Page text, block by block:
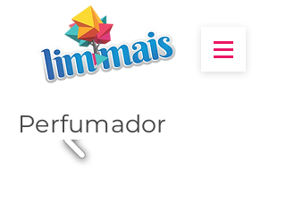
Perfumador